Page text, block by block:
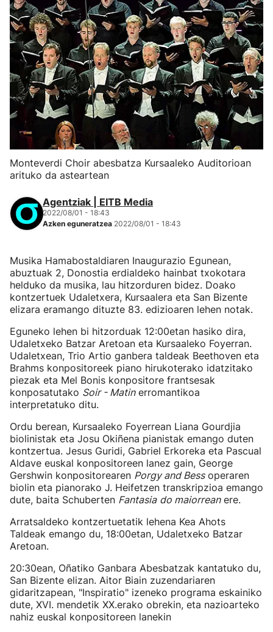
Monteverdi Choir abesbatza Kursaaleko Auditorioan
arituko da asteartean
Agentziak | EITB Media
2022/08/01 - 18:43
Azken eguneratzea 2022/08/01 - 18:43
Musika Hamabostaldiaren Inaugurazio Egunean,
abuztuak 2, Donostia erdialdeko hainbat txokotara
helduko da musika, lau hitzorduren bidez. Doako
kontzertuek Udaletxera, Kursaalera eta San Bizente
elizara eramango dituzte 83. edizioaren lehen notak.
Eguneko lehen bi hitzorduak 12:00etan hasiko dira,
Udaletxeko Batzar Aretoan eta Kursaaleko Foyerran.
Udaletxean, Trio Artio ganbera taldeak Beethoven eta
Brahms konpositoreek piano hirukoterako idatzitako
piezak eta Mel Bonis konpositore frantsesak
konposatutako Soir - Matinerromantikoa
interpretatuko ditu.
Ordu berean, Kursaaleko Foyerrean Liana Gourdjia
biolinistak eta Josu Okiñena pianistak emango duten
kontzertua. Jesus Guridi, Gabriel Erkoreka eta Pascual
Aldave euskal konpositoreen lanez gain, George
Gershwin konpositorearen Porgy and Bessoperaren
biolin eta pianorako J. Heifetzen transkripzioa emango
dute, baita Schuberten Fantasia do maiorreanere.
Arratsaldeko kontzertuetatik lehena Kea Ahots
Taldeak emango du, 18:00etan, Udaletxeko Batzar
Aretoan.
20:30ean, Oñatiko Ganbara Abesbatzak kantatuko du,
San Bizente elizan. Aitor Biain zuzendariaren
gidaritzapean, "Inspiratio" izeneko programa eskainiko
dute, XVI. mendetik XX.erako obrekin, eta nazioarteko
nahiz euskal konpositoreen lanekin